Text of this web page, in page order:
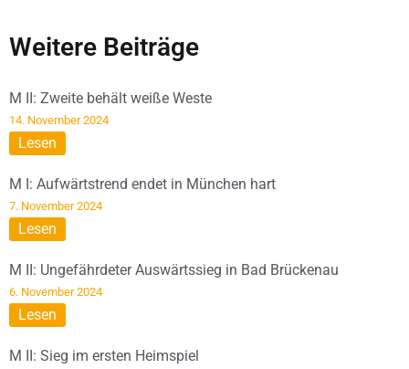
Weitere Beiträge
M II: Zweite behält weiße Weste
14. November 2024
Lesen
M I: Aufwärtstrend endet in München hart
7. November 2024
Lesen
M II: Ungefährdeter Auswärtssieg in Bad Brückenau
6. November 2024
Lesen
M II: Sieg im ersten Heimspiel